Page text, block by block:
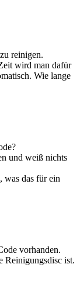
reinigen.
wird man dafür
Wie lange
und weiß nichts
was das für ein
vorhanden.
Reinigungsdisc ist.